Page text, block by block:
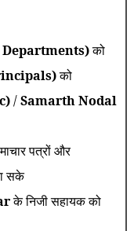
Departments)को
को
/Samarth Nodal
पत्रों और
सके
के निजी सहायक को